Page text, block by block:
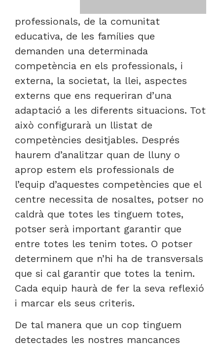
professionals, de la comunitat
educativa, de les famílies que
demanden una determinada
competència en els professionals, i
externa, la societat, la llei, aspectes
externs que ens requeriran d’una
adaptació a les diferents situacions. Tot
això configurarà un llistat de
competències desitjables. Després
haurem d’analitzar quan de lluny o
aprop estem els professionals de
l’equip d’aquestes competències que el
centre necessita de nosaltes, potser no
caldrà que totes les tinguem totes,
potser serà important garantir que
entre totes les tenim totes. O potser
determinem que n’hi ha de transversals
que si cal garantir que totes la tenim.
Cada equip haurà de fer la seva reflexió
i marcar els seus criteris.
De tal manera que un cop tinguem
detectades les nostres mancances